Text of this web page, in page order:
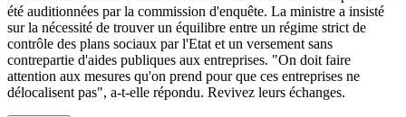
été auditionnées par la commission d'enquête. La ministre a insisté
sur la nécessité de trouver un équilibre entre un régime strict de
contrôle des plans sociaux par l'Etat et un versement sans
contrepartie d'aides publiques aux entreprises. "On doit faire
attention aux mesures qu'on prend pour que ces entreprises ne
délocalisent pas", a-t-elle répondu. Revivez leurs échanges.